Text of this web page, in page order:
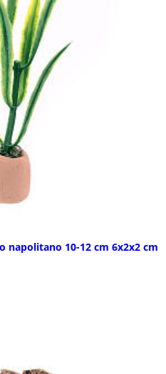
napolitano 10-12 cm 6x2x2 cm